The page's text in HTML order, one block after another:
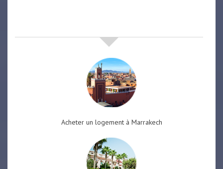
Acheter un logement à Marrakech